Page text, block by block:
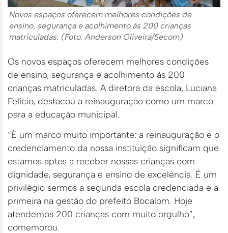
Novos espaços oferecem melhores condições de
ensino, segurança e acolhimento às 200 crianças
matriculadas. (Foto: Anderson Oliveira/Secom)
Os novos espaços oferecem melhores condições
de ensino, segurança e acolhimento às 200
crianças matriculadas. A diretora da escola, Luciana
Felício, destacou a reinauguração como um marco
para a educação municipal.
“É um marco muito importante: a reinauguração e o
credenciamento da nossa instituição significam que
estamos aptos a receber nossas crianças com
dignidade, segurança e ensino de excelência. É um
privilégio sermos a segunda escola credenciada e a
primeira na gestão do prefeito Bocalom. Hoje
atendemos 200 crianças com muito orgulho”,
comemorou.